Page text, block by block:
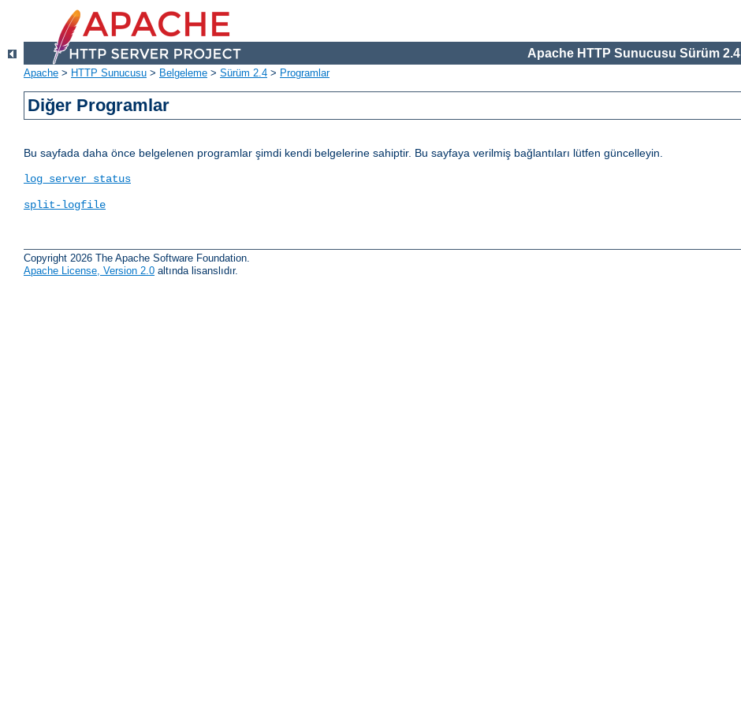
Apache HTTP Sunucusu Sürüm 2.4
Apache > HTTP Sunucusu > Belgeleme > Sürüm 2.4 > Programlar
Diğer Programlar
Bu sayfada daha önce belgelenen programlar şimdi kendi belgelerine sahiptir. Bu sayfaya verilmiş bağlantıları lütfen güncelleyin.
log_server_status
split-logfile
Copyright 2026 The Apache Software Foundation.
Apache License, Version 2.0 altında lisanslıdır.